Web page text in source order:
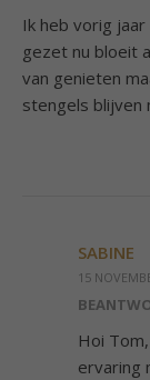
Ik heb vorig
gezet nu bloeit
van genieten
stengels blijven
SABINE
15
Hoi
ervaring